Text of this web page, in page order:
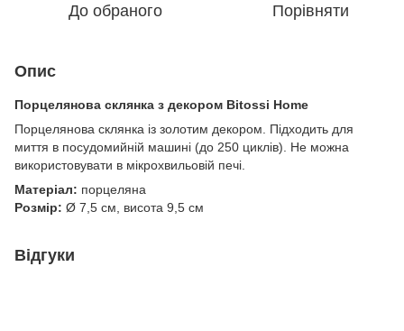
До обраного Порівняти
Опис
Порцелянова склянка з декором Bitossi Home
Порцелянова склянка із золотим декором. Підходить для
миття в посудомийній машині (до 250 циклів). Не можна
використовувати в мікрохвильовій печі.
Матеріал: порцеляна
Розмір: Ø 7,5 см, висота 9,5 см
Відгуки